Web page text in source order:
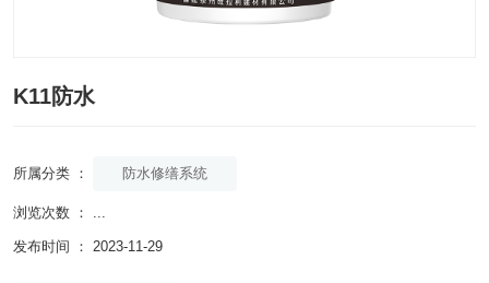
K11防水
所属分类 ： 防水修缮系统
浏览次数 ：
发布时间 ： 2023-11-29